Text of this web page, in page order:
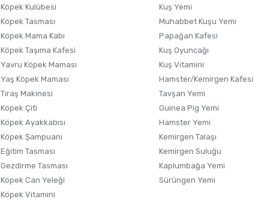
Gönder
Köpek Kulübesi
Köpek Tasması
Köpek Mama Kabı
Köpek Taşıma Kafesi
Yavru Köpek Maması
Yaş Köpek Maması
Tıraş Makinesi
Köpek Çiti
Köpek Ayakkabısı
Köpek Şampuanı
Eğitim Tasması
Gezdirme Tasması
Köpek Can Yeleği
Köpek Vitamini
Kuş Yemi
Muhabbet Kuşu Yemi
Papağan Kafesi
Kuş Oyuncağı
Kuş Vitamini
Hamster/Kemirgen Kafesi
Tavşan Yemi
Guinea Pig Yemi
Hamster Yemi
Kemirgen Talaşı
Kemirgen Suluğu
Kaplumbağa Yemi
Sürüngen Yemi